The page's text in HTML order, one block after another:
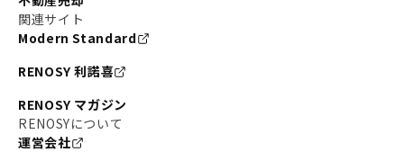
関連サイト
Modern Standard
RENOSY 利諾喜
RENOSY マガジン
RENOSYについて
運営会社